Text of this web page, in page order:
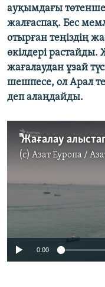
ауқымдағы
жалғаспақ. Бес
отырған теңіздің
өкілдері растайды.
жағалаудан ұзай
шешпесе, ол Арал
деп алаңдайды.
(c) Азат Еуропа /
No media
0:00